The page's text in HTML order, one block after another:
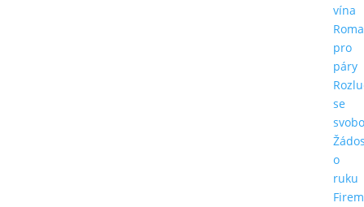
vína
pro
páry
se
o
ruku